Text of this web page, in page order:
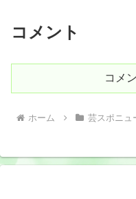
コメント
コメ
ホーム 芸スポニュ